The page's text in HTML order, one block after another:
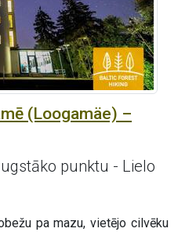
(Loogamäe) –
punktu - Lielo
pa mazu, vietējo cilvēku